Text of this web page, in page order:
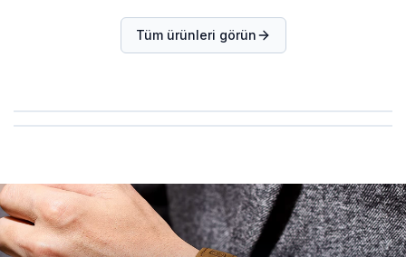
Tüm ürünleri görün